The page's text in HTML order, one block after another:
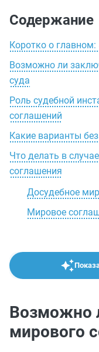
Содержание
Коротко о главном:
Возможно ли
суда
Роль судебной
соглашений
Какие варианты
Что делать в
соглашения
Досудебное
Мировое
Возможно
мирового